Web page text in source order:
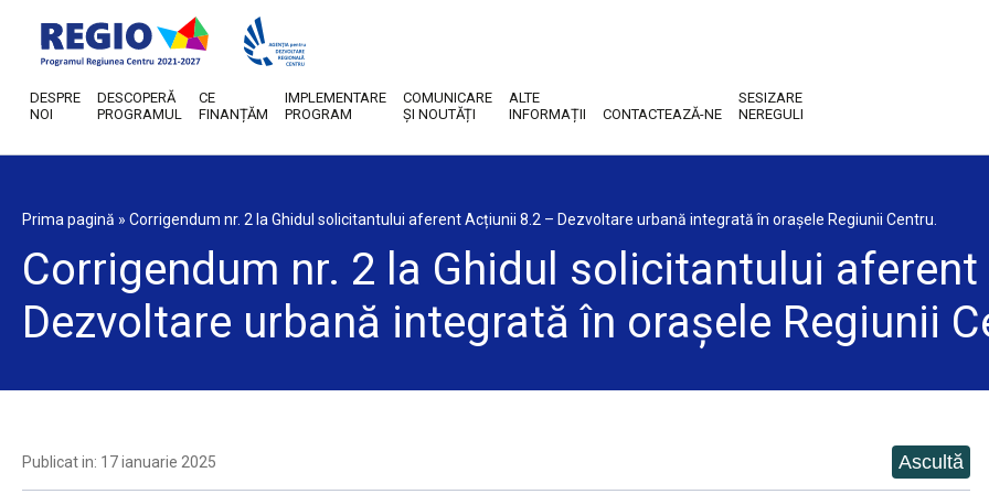
DESPRE
NOI
DESCOPERĂ
PROGRAMUL
CE
FINANȚĂM
IMPLEMENTARE
PROGRAM
COMUNICARE
ȘI NOUTĂȚI
ALTE
INFORMAȚII
CONTACTEAZĂ-NE
SESIZARE
NEREGULI
Prima pagină » Corrigendum nr. 2 la Ghidul solicitantului aferent Acțiunii 8.2 – Dezvoltare urbană integrată în orașele Regiunii Centru.
Corrigendum nr. 2 la Ghidul solicitantului
Dezvoltare urbană integrată în orașele Regiunii
Publicat in: 17 ianuarie 2025